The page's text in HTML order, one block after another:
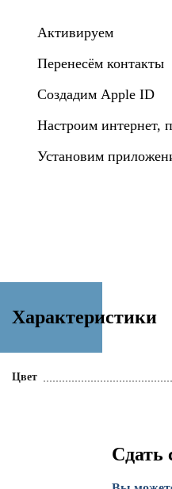
Активируем
Перенесём контакты
Создадим Apple ID
Настроим интернет,
Установим
Характеристики
Цвет
Сдать